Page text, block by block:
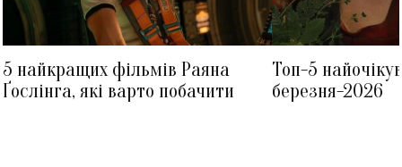
5 найкращих фільмів Раяна
Ґослінга, які варто побачити
Топ-5
березня-2026